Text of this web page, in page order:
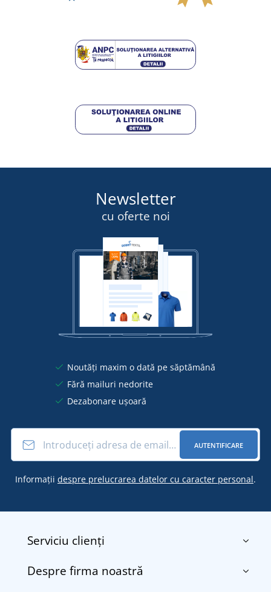
Newsletter
cu oferte noi
Noutăți maxim o dată pe săptămână
Fără mailuri nedorite
Dezabonare ușoară
AUTENTIFICARE
Informații despre prelucrarea datelor cu caracter personal.
Serviciu clienți
Contact
Despre firma noastră